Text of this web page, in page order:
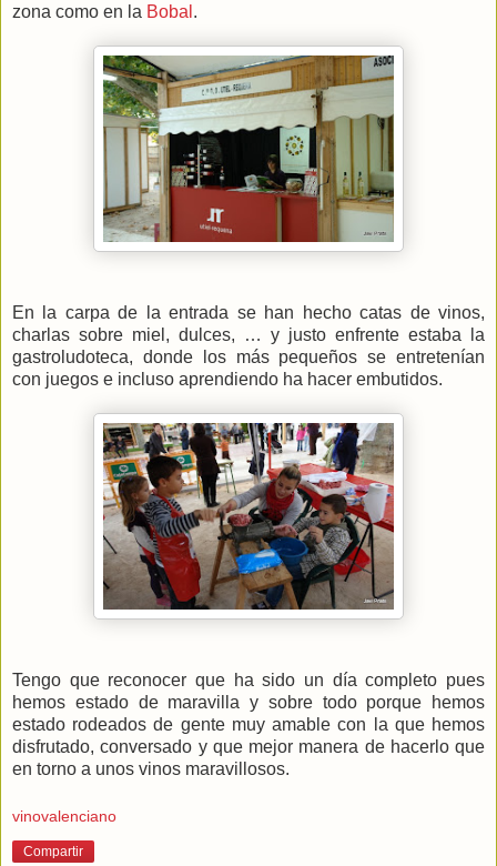
zona como en la Bobal .
En la carpa de la entrada se han hecho catas de vinos,
charlas sobre miel, dulces, … y justo enfrente estaba la
gastroludoteca, donde los más pequeños se entretenían
con juegos e incluso aprendiendo ha hacer embutidos.
Tengo que reconocer que ha sido un día completo pues
hemos estado de maravilla y sobre todo porque hemos
estado rodeados de gente muy amable con la que hemos
disfrutado, conversado y que mejor manera de hacerlo que
en torno a unos vinos maravillosos.
vinovalenciano
Compartir